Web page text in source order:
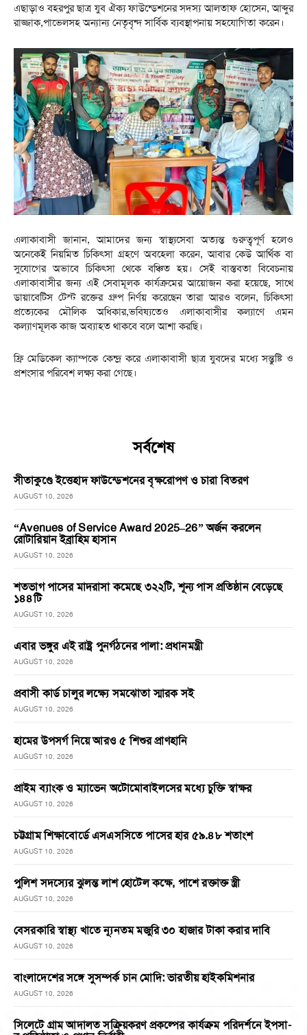
এছাড়াও বহরপুর ছাত্র যুব ঐক্য ফাউন্ডেশনের সদস্য আলতাফ হোসেন, আব্দুর
রাজ্জাক,পাভেলসহ অন্যান্য নেতৃবৃন্দ সার্বিক ব্যবস্থাপনায় সহযোগিতা করেন।
এলাকাবাসী জানান, আমাদের জন্য স্বাস্থ্যসেবা অত্যন্ত গুরুত্বপূর্ণ হলেও
অনেকেই নিয়মিত চিকিৎসা গ্রহণে অবহেলা করেন, আবার কেউ আর্থিক বা
সুযোগের অভাবে চিকিৎসা থেকে বঞ্চিত হয়। সেই বাস্তবতা বিবেচনায়
এলাকাবাসীর জন্য এই সেবামূলক কার্যক্রমের আয়োজন করা হয়েছে, সাথে
ডায়াবেটিস টেস্ট রক্তের গ্রুপ নির্ণয় করেছেন তারা আরও বলেন, চিকিৎসা
প্রত্যেকের মৌলিক অধিকার,ভবিষ্যতেও এলাকাবাসীর কল্যাণে এমন
কল্যাণমূলক কাজ অব্যাহত থাকবে বলে আশা করছি।
ফ্রি মেডিকেল ক্যাম্পকে কেন্দ্র করে এলাকাবাসী ছাত্র যুবদের মধ্যে সন্তুষ্টি ও
প্রশংসার পরিবেশ লক্ষ্য করা গেছে।
সর্বশেষ
সীতাকুণ্ডে ইত্তেহাদ ফাউন্ডেশনের বৃক্ষরোপণ ও চারা বিতরণ
AUGUST 10, 2026
“Avenues of Service Award 2025–26” অর্জন করলেন
রোটারিয়ান ইব্রাহিম হাসান
AUGUST 10, 2026
শতভাগ পাসের মাদরাসা কমেছে ৩২২টি, শূন্য পাস প্রতিষ্ঠান বেড়েছে
১৪৪টি
AUGUST 10, 2026
এবার ভঙ্গুর এই রাষ্ট্র পুনর্গঠনের পালা: প্রধানমন্ত্রী
AUGUST 10, 2026
প্রবাসী কার্ড চালুর লক্ষ্যে সমঝোতা স্মারক সই
AUGUST 10, 2026
হামের উপসর্গ নিয়ে আরও ৫ শিশুর প্রাণহানি
AUGUST 10, 2026
প্রাইম ব্যাংক ও ম্যাভেন অটোমোবাইলসের মধ্যে চুক্তি স্বাক্ষর
AUGUST 10, 2026
চট্টগ্রাম শিক্ষাবোর্ডে এসএসসিতে পাসের হার ৫৯.৪৮ শতাংশ
AUGUST 10, 2026
পুলিশ সদস্যের ঝুলন্ত লাশ হোটেল কক্ষে, পাশে রক্তাক্ত স্ত্রী
AUGUST 10, 2026
বেসরকারি স্বাস্থ্য খাতে ন্যূনতম মজুরি ৩০ হাজার টাকা করার দাবি
AUGUST 10, 2026
বাংলাদেশের সঙ্গে সুসম্পর্ক চান মোদি: ভারতীয় হাইকমিশনার
AUGUST 10, 2026
সিলেটে গ্রাম আদালত সক্রিয়করণ প্রকল্পের কার্যক্রম পরিদর্শনে ইপসা-